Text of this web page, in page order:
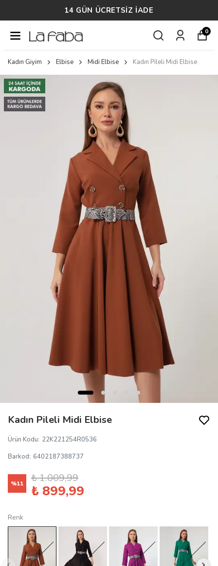
14 GÜN ÜCRETSİZ İADE
0
Kadın Giyim Elbise Midi Elbise Kadın Pileli Midi Elbise
Kadın Pileli Midi Elbise
Ürün Kodu: 22K221254R0536
Barkod: 6402187388737
%11 ₺ 1.009,99
₺ 899,99
Renk